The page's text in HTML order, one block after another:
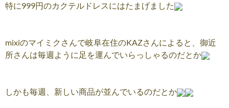
特に999円のカクテルドレスにはたまげました
mixiのマイミクさんで岐阜在住のKAZさんによると、御近
所さんは毎週ように足を運んでいらっしゃるのだとか
しかも毎週、新しい商品が並んでいるのだとか